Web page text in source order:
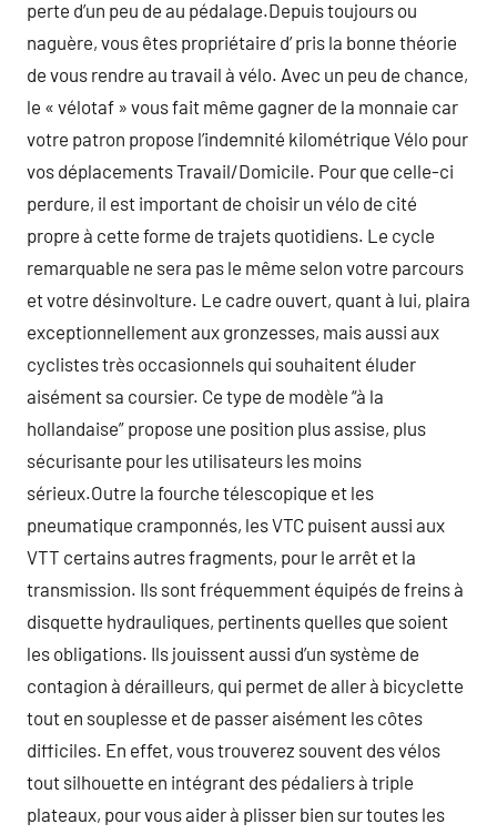
perte d’un peu de au pédalage.Depuis toujours ou
naguère, vous êtes propriétaire d’ pris la bonne théorie
de vous rendre au travail à vélo. Avec un peu de chance,
le « vélotaf » vous fait même gagner de la monnaie car
votre patron propose l’indemnité kilométrique Vélo pour
vos déplacements Travail/Domicile. Pour que celle-ci
perdure, il est important de choisir un vélo de cité
propre à cette forme de trajets quotidiens. Le cycle
remarquable ne sera pas le même selon votre parcours
et votre désinvolture. Le cadre ouvert, quant à lui, plaira
exceptionnellement aux gronzesses, mais aussi aux
cyclistes très occasionnels qui souhaitent éluder
aisément sa coursier. Ce type de modèle “à la
hollandaise” propose une position plus assise, plus
sécurisante pour les utilisateurs les moins
sérieux.Outre la fourche télescopique et les
pneumatique cramponnés, les VTC puisent aussi aux
VTT certains autres fragments, pour le arrêt et la
transmission. Ils sont fréquemment équipés de freins à
disquette hydrauliques, pertinents quelles que soient
les obligations. Ils jouissent aussi d’un système de
contagion à dérailleurs, qui permet de aller à bicyclette
tout en souplesse et de passer aisément les côtes
difficiles. En effet, vous trouverez souvent des vélos
tout silhouette en intégrant des pédaliers à triple
plateaux, pour vous aider à plisser bien sur toutes les